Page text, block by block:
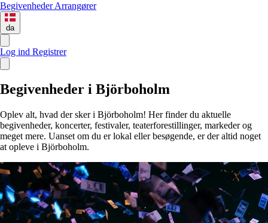
BegivenhederArrangører
da
Log ind Registrer
Begivenheder i Björboholm
Oplev alt, hvad der sker i Björboholm! Her finder du aktuelle
begivenheder, koncerter, festivaler, teaterforestillinger, markeder og
meget mere. Uanset om du er lokal eller besøgende, er der altid noget
at opleve i Björboholm.